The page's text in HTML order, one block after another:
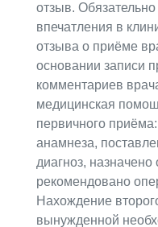
отзыв.
впечатления в
отзыва о приёме
основании записи
комментариев
медицинская
первичного
анамнеза,
диагноз,
рекомендовано
Нахождение
вынужденной